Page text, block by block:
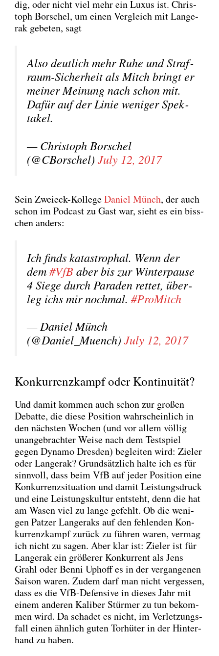
dig, oder nicht viel mehr ein Luxus ist. Chris­
toph Bor­schel, um einen Ver­gleich mit Lan­ge­
rak gebe­ten, sagt
Also deut­lich mehr Ruhe und Straf­
raum-Sicher­heit als Mitch bringt er
mei­ner Mei­nung nach schon mit.
Dafür auf der Linie weni­ger Spek­
ta­kel.
— Chris­toph Bor­schel
(@CBorschel) July 12, 2017
Sein Zwei­eck-Kol­le­geDani­el Münch, der auch
schon im Pod­cast zu Gast war, sieht es ein biss­
chen anders:
Ich finds kata­stro­phal. Wenn der
dem#VfB aber bis zur Win­ter­pau­se
4 Sie­ge durch Para­den ret­tet, über­
leg ichs mir noch­mal. #Pro­Mitch
— Dani­el Münch
(@Daniel_Muench) July 12, 2017
Konkurrenzkampf oder Kontinuität?
Und damit kom­men auch schon zur gro­ßen
Debat­te, die die­se Posi­ti­on wahr­schein­lich in
den nächs­ten Wochen (und vor allem völ­lig
unan­ge­brach­ter Wei­se nach dem Test­spiel
gegen Dyna­mo Dres­den) beglei­ten wird: Zie­l­er
oder Lan­ge­rak? Grund­sätz­lich hal­te ich es für
sinn­voll, dass beim VfB auf jeder Posi­ti­on eine
Kon­kur­renz­si­tua­ti­on und damit Leis­tungs­druck
und eine Leis­tungs­kul­tur ent­steht, denn die hat
am Wasen viel zu lan­ge gefehlt. Ob die weni­
gen Pat­zer Lan­ge­raks auf den feh­len­den Kon­
kur­renz­kampf zurück zu füh­ren waren, ver­mag
ich nicht zu sagen. Aber klar ist: Zie­l­er ist für
Lan­ge­rak ein grö­ße­rer Kon­kur­rent als Jens
Grahl oder Ben­ni Uphoff es in der ver­gan­ge­nen
Sai­son waren. Zudem darf man nicht ver­ges­sen,
dass es die VfB-Defen­si­ve in die­ses Jahr mit
einem ande­ren Kali­ber Stür­mer zu tun bekom­
men wird. Da scha­det es nicht, im Ver­let­zungs­
fall einen ähn­lich guten Tor­hü­ter in der Hin­ter­
hand zu haben.